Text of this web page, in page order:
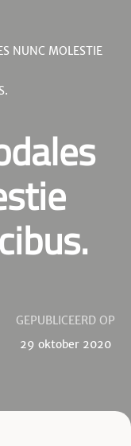
NUNC MOLESTIE
GEPUBLICEERD OP
29 oktober 2020